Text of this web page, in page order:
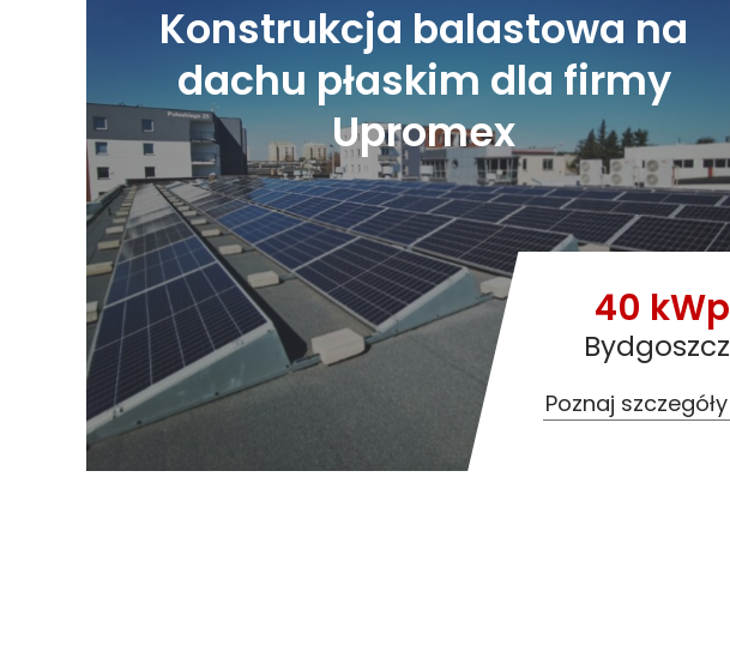
Konstrukcja balastowa na
dachu płaskim dla firmy
Upromex
40 kWp
Bydgoszcz
Poznaj szczegóły